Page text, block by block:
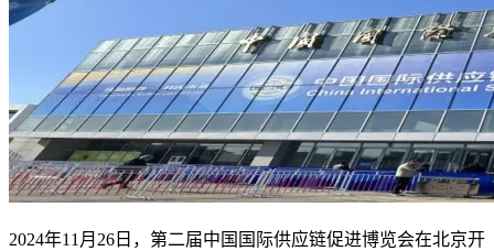
2024年11月26日，第二届中国国际供应链促进博览会在北京开